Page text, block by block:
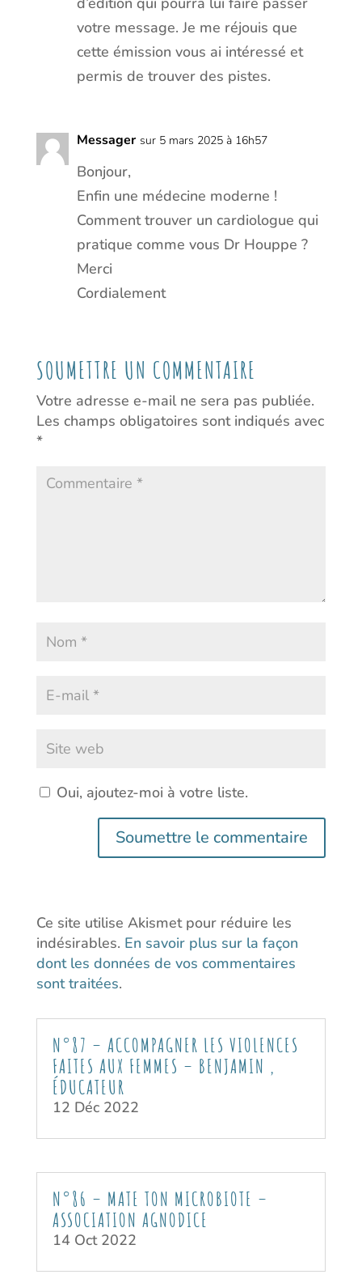
votre message. Je me réjouis que
cette émission vous ai intéressé et
permis de trouver des pistes.
Messager sur 5 mars 2025 à 16h57
Bonjour,
Enfin une médecine moderne !
Comment trouver un cardiologue qui
pratique comme vous Dr Houppe ?
Merci
Cordialement
SOUMETTRE UN COMMENTAIRE
Votre adresse e-mail ne sera pas publiée.
Les champs obligatoires sont indiqués avec
*
Oui, ajoutez-moi à votre liste.
Soumettre le commentaire
Ce site utilise Akismet pour réduire les
indésirables. En savoir plus sur la façon
dont les données de vos commentaires
sont traitées.
N°87 – ACCOMPAGNER LES VIOLENCES
FAITES AUX FEMMES – BENJAMIN ,
ÉDUCATEUR
12 Déc 2022
N°86 – MATE TON MICROBIOTE –
ASSOCIATION AGNODICE
14 Oct 2022